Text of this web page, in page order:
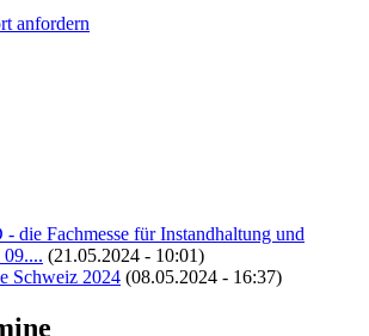
anfordern
die Fachmesse für Instandhaltung und
09.... (21.05.2024 - 10:01)
Schweiz 2024 (08.05.2024 - 16:37)